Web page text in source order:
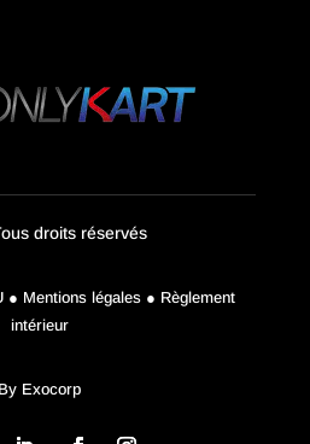
droits réservés
● Mentions légales ● Règlement
intérieur
By Exocorp